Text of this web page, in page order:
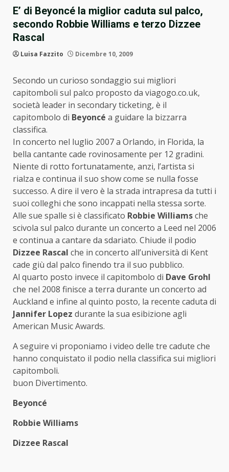
E’ di Beyoncé la miglior caduta sul palco,
secondo Robbie Williams e terzo Dizzee
Rascal
Luisa Fazzito Dicembre 10, 2009
Secondo un curioso sondaggio sui migliori
capitomboli sul palco proposto da viagogo.co.uk,
società leader in secondary ticketing, è il
capitombolo di Beyoncé a guidare la bizzarra
classifica.
In concerto nel luglio 2007 a Orlando, in Florida, la
bella cantante cade rovinosamente per 12 gradini.
Niente di rotto fortunatamente, anzi, l’artista si
rialza e continua il suo show come se nulla fosse
successo. A dire il vero è la strada intrapresa da tutti i
suoi colleghi che sono incappati nella stessa sorte.
Alle sue spalle si è classificato Robbie Williamsche
scivola sul palco durante un concerto a Leed nel 2006
e continua a cantare da sdariato. Chiude il podio
Dizzee Rascal che in concerto all’università di Kent
cade giù dal palco finendo tra il suo pubblico.
Al quarto posto invece il capitombolo di Dave Grohl
che nel 2008 finisce a terra durante un concerto ad
Auckland e infine al quinto posto, la recente caduta di
Jannifer Lopez durante la sua esibizione agli
American Music Awards.
A seguire vi proponiamo i video delle tre cadute che
hanno conquistato il podio nella classifica sui migliori
capitomboli.
buon Divertimento.
Beyoncé
Robbie Williams
Dizzee Rascal